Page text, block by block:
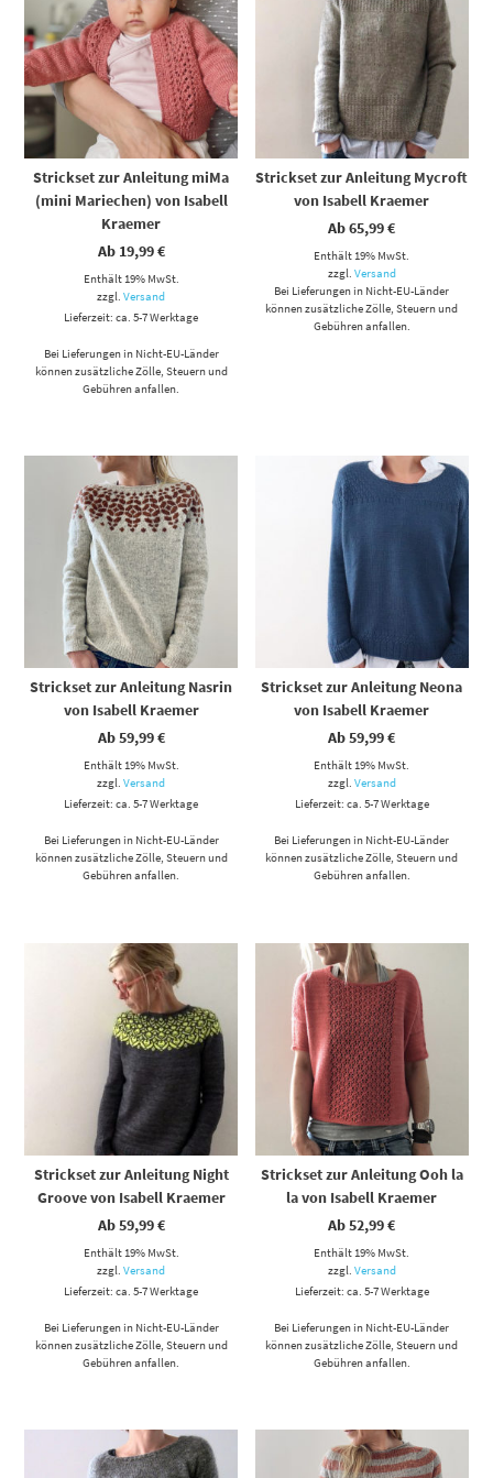
Strickset zur Anleitung miMa
(mini Mariechen) von Isabell
Kraemer
Ab 19,99€
Enthält 19% MwSt.
zzgl.Versand
Lieferzeit: ca. 5-7 Werktage
Bei Lieferungen in Nicht-EU-Länder
können zusätzliche Zölle, Steuern und
Gebühren anfallen.
Strickset zur Anleitung Mycroft
von Isabell Kraemer
Ab65,99€
Enthält 19% MwSt.
zzgl. Versand
Bei Lieferungen in Nicht-EU-Länder
können zusätzliche Zölle, Steuern und
Gebühren anfallen.
Dieses Produkt weist mehrere Varianten auf. Die Optionen können auf der Produktseite gewählt werden
Strickset zur Anleitung Nasrin
von Isabell Kraemer
Ab59,99€
Enthält 19% MwSt.
zzgl.Versand
Lieferzeit: ca. 5-7 Werktage
Bei Lieferungen in Nicht-EU-Länder
können zusätzliche Zölle, Steuern und
Gebühren anfallen.
Dieses Produkt weist mehrere Varianten auf. Die Optionen können auf der Produktseite gewählt werden
Strickset zur Anleitung Neona
von Isabell Kraemer
Ab59,99€
Enthält 19% MwSt.
zzgl. Versand
Lieferzeit: ca. 5-7 Werktage
Bei Lieferungen in Nicht-EU-Länder
können zusätzliche Zölle, Steuern und
Gebühren anfallen.
Dieses Produkt weist mehrere Varianten auf. Die Optionen können auf der Produktseite gewählt werden
Strickset zur Anleitung Night
Groove von Isabell Kraemer
Ab59,99€
Enthält 19% MwSt.
zzgl.Versand
Lieferzeit: ca. 5-7 Werktage
Bei Lieferungen in Nicht-EU-Länder
können zusätzliche Zölle, Steuern und
Gebühren anfallen.
Dieses Produkt weist mehrere Varianten auf. Die Optionen können auf der Produktseite gewählt werden
Strickset zur Anleitung Ooh la
la von Isabell Kraemer
Ab52,99€
Enthält 19% MwSt.
zzgl. Versand
Lieferzeit: ca. 5-7 Werktage
Bei Lieferungen in Nicht-EU-Länder
können zusätzliche Zölle, Steuern und
Gebühren anfallen.
Dieses Produkt weist mehrere Varianten auf. Die Optionen können auf der Produktseite gewählt werden Dieses Produkt weist mehrere Varianten auf. Die Optionen können auf der Produktseite gewählt werden